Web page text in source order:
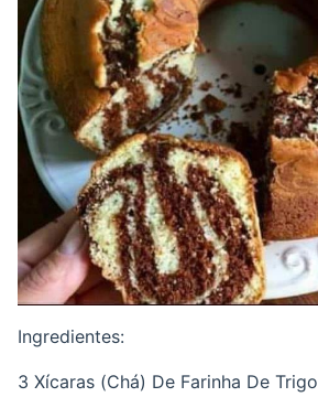
Ingredientes:
3 Xícaras (Chá) De Farinha De Trigo